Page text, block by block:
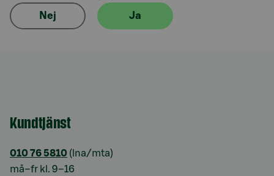
Nej Ja
Kundtjänst
010 76 5810 (lna/mta)
må–fr kl. 9–16